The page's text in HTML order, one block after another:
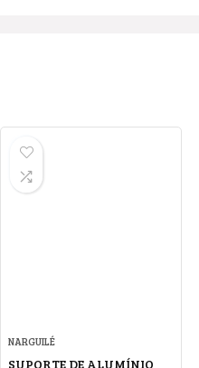
NARGUILÉ
SUPORTE DE ALUMÍNIO